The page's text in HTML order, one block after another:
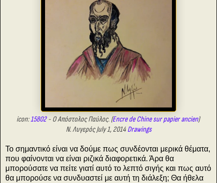
icon:15802- Ο Απόστολος Παύλος. (Encre de Chine sur papier ancien)
Ν. Λυγερός July 1, 2014 Drawings
Το σημαντικό είναι να δούμε πως συνδέονται μερικά θέματα,
που φαίνονται να είναι ριζικά διαφορετικά. Άρα θα
μπορούσατε να πείτε γιατί αυτό το λεπτό σιγής και πως αυτό
θα μπορούσε να συνδυαστεί με αυτή τη διάλεξη; Θα ήθελα